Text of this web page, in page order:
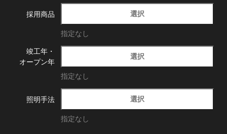
採用商品 選択
指定なし
竣工年・
オープン年
選択
指定なし
照明手法 選択
指定なし